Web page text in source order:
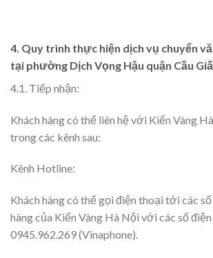
4. Quy trình thực hiện dịch vụ chuyển
tại phường Dịch Vọng Hậu quận Cầu
4.1. Tiếp nhận:
Khách hàng có thể liên hệ với Kiến Vàng
trong các kênh sau:
Kênh Hotline:
Khách hàng có thể gọi điện thoại tới các
hàng của Kiến Vàng Hà Nội với các số
0945.962.269 (Vinaphone).